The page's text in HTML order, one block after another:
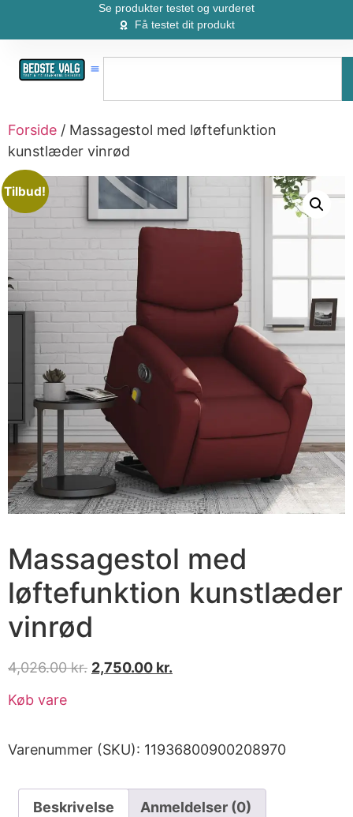
Se produkter testet og vurderet
Få testet dit produkt
Forside / Massagestol med løftefunktion
kunstlæder vinrød
Tilbud!
Massagestol med
løftefunktion kunstlæder
vinrød
4,026.00kr. 2,750.00 kr.
Køb vare
Varenummer (SKU): 11936800900208970
Beskrivelse Anmeldelser (0)